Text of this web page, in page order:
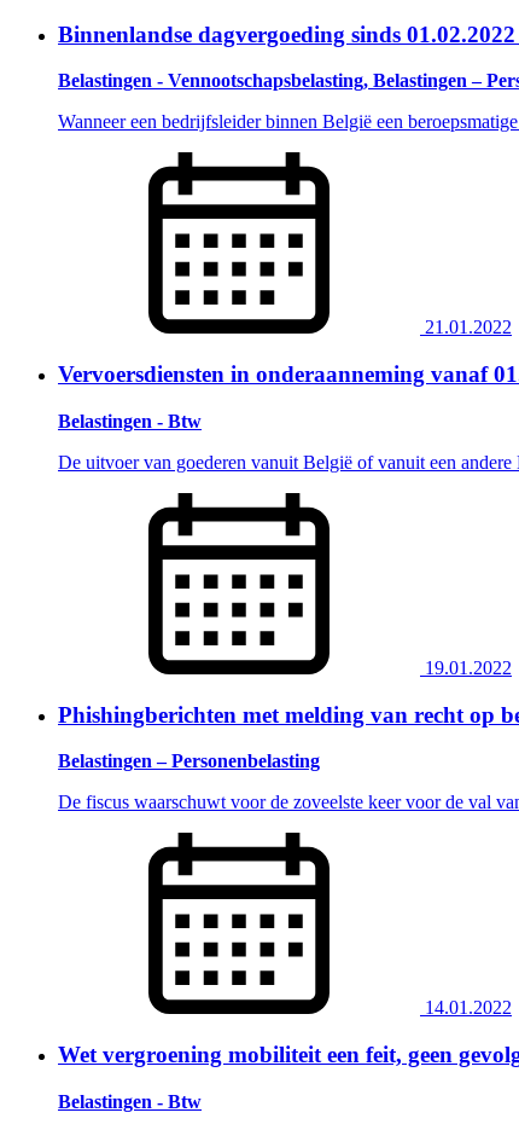
Binnenlandse dagvergoeding sinds
Belastingen - Vennootschapsbelasting, Belastingen –
Wanneer een bedrijfsleider binnen België een
21.01.2022
Vervoersdiensten in onderaanneming vanaf
Belastingen - Btw
De uitvoer van goederen vanuit België of vanuit een
19.01.2022
Phishingberichten met melding van recht op
Belastingen – Personenbelasting
De fiscus waarschuwt voor de zoveelste keer voor de val
14.01.2022
Wet vergroening mobiliteit een feit, geen
Belastingen - Btw